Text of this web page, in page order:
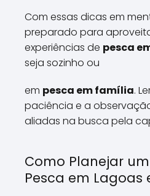
Com essas dicas em
preparado para
experiências de pesca
seja sozinho ou
em pesca em família.
paciência e a
aliadas na busca pela
Como Planejar
Pesca em Lagoas